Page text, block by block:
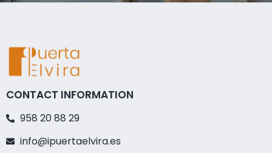
CONTACT INFORMATION
958 20 88 29
info@ipuertaelvira.es